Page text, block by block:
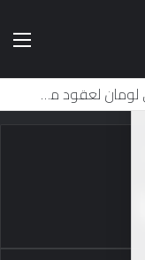
لماذا تم منع النساء من المشاركة في لومان لعقود من الزمن؟